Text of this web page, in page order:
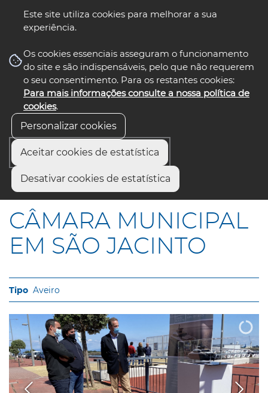
Este site utiliza cookies para melhorar a sua
experiência.
Os cookies essenciais asseguram o funcionamento
do site e são indispensáveis, pelo que não requerem
o seu consentimento. Para os restantes cookies:
Para mais informações consulte a nossa política de
cookies.
Personalizar cookies
Aceitar cookies de estatística
Desativar cookies de estatística
nos select language
Início
CÂMARA MUNICIPAL EM SÃO JACINTO
CÂMARA MUNICIPAL
EM SÃO JACINTO
Aveiro